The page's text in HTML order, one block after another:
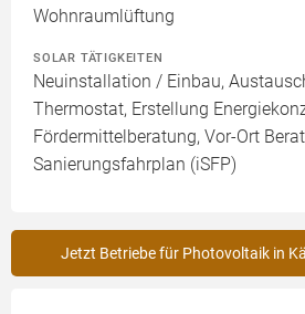
Wohnraumlüftung
SOLAR TÄTIGKEITEN
Neuinstallation / Einbau,
Thermostat, Erstellung
Fördermittelberatung, Vor-Ort
Sanierungsfahrplan (iSFP)
Jetzt Betriebe für Photovoltaik in